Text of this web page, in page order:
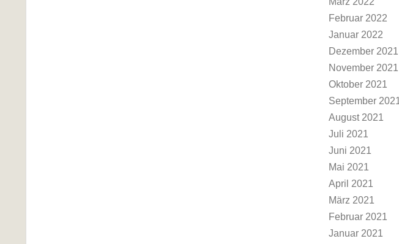
Februar 2022
Januar 2022
Dezember 2021
November 2021
Oktober 2021
September
August 2021
Juli 2021
Juni 2021
Mai 2021
April 2021
März 2021
Februar 2021
Januar 2021